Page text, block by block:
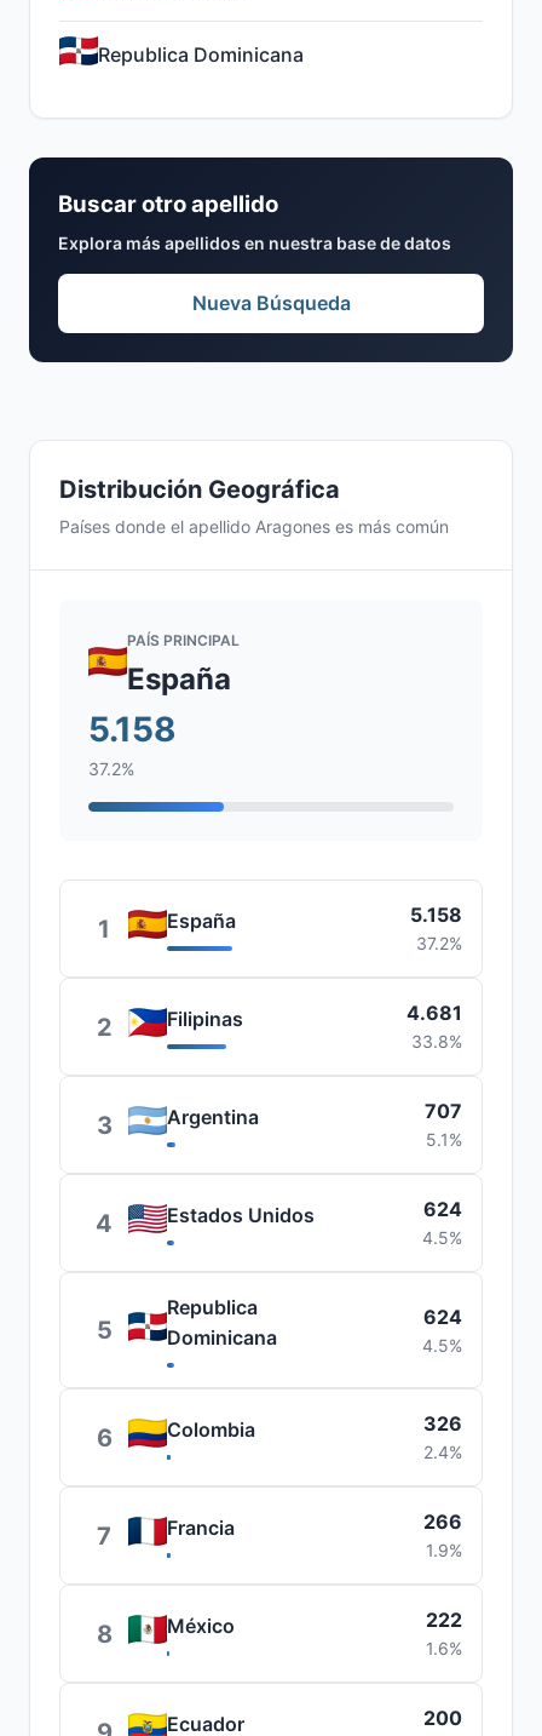
Distribución Geográfica
Países donde el apellido Aragones es más común
PAÍS PRINCIPAL
España
5.158
37.2%
1 España 5.158
37.2%
2 Filipinas 4.681
33.8%
3 Argentina 707
5.1%
4 Estados Unidos 624
4.5%
5
Republica
Dominicana
624
4.5%
6 Colombia 326
2.4%
7 Francia 266
1.9%
8 México 222
1.6%
Ecuador 200
Republica Dominicana
Buscar otro apellido
Explora más apellidos en nuestra base de datos
Nueva Búsqueda